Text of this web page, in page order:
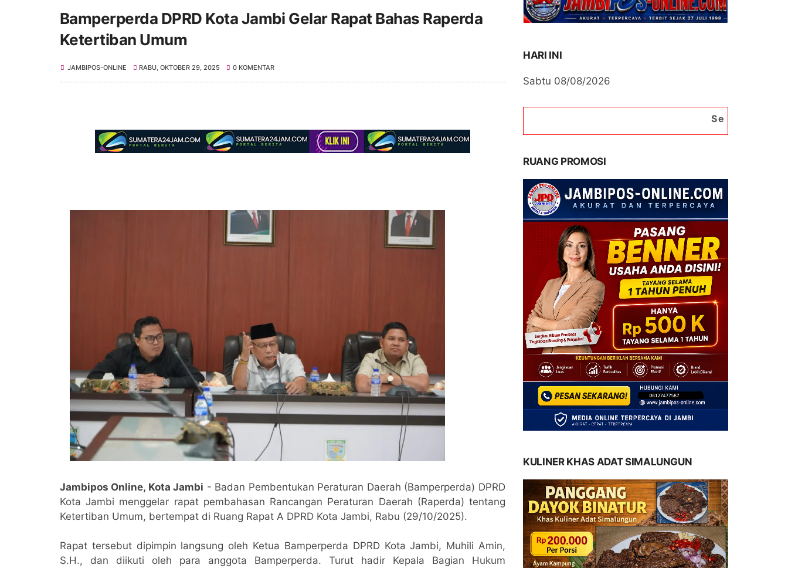
Bamperperda DPRD Kota Jambi Gelar Rapat Bahas Raperda
Ketertiban Umum
JAMBIPOS-ONLINE RABU, OKTOBER 29, 2025 0 KOMENTAR
Jambipos Online, Kota Jambi - Badan Pembentukan Peraturan Daerah (Bamperperda) DPRD
Kota Jambi menggelar rapat pembahasan Rancangan Peraturan Daerah (Raperda) tentang
Ketertiban Umum, bertempat di Ruang Rapat A DPRD Kota Jambi, Rabu (29/10/2025).
Rapat tersebut dipimpin langsung oleh Ketua Bamperperda DPRD Kota Jambi, Muhili Amin,
S.H., dan diikuti oleh para anggota Bamperperda. Turut hadir Kepala Bagian Hukum
HARI INI
Sabtu 08/08/2026
Selamat Datang di Portal
RUANG PROMOSI
KULINER KHAS ADAT SIMALUNGUN